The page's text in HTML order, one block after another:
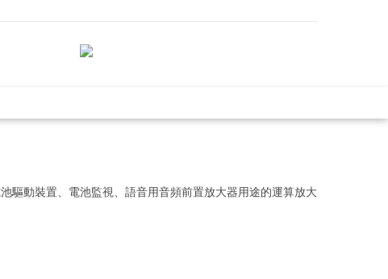
驅動裝置、電池監視、語音用音頻前置放大器用途的運算放大